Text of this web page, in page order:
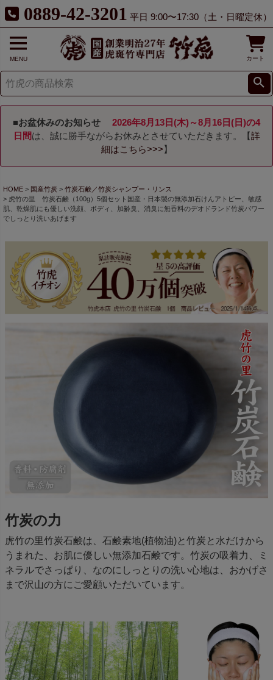
0889-42-3201 平日 9:00〜17:30（土・日曜定休）
MENU カート
■お盆休みのお知らせ
2026年8月13日(木)～8月16日(日)の4
日間は、誠に勝手ながらお休みとさせていただきます。【詳
細はこちら>>> 】
HOME 国産竹炭
竹炭石鹸／竹炭シャンプー・リンス
虎竹の里 竹炭石鹸（100g）5個セット国産・日本製の無添加石けんアトピー、敏感
肌、乾燥肌にも優しい洗顔、ボディ、加齢臭、消臭に無香料のデオドランド竹炭パワー
でしっとり洗いあげます
竹炭の力
虎竹の里竹炭石鹸は、石鹸素地(植物油)と竹炭と水だけから
うまれた、お肌に優しい無添加石鹸です。竹炭の吸着力、ミ
ネラルでさっぱり、なのにしっとりの洗い心地は、おかげさ
まで沢山の方にご愛顧いただいています。